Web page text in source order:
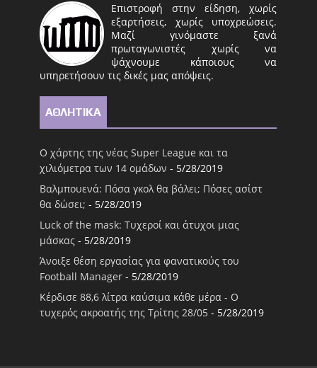
Επιστροφή στην είδηση, χωρίς
εξαρτήσεις, χωρίς υποχρεώσεις.
Μαζί γινόμαστε ξανά
πρωταγωνιστές χωρίς να
ψάχνουμε κάποιους να
υπηρετήσουν τις δικές μας απόψεις.
ΑΘΛΗΤΙΚΑ
Ο χάρτης της νέας Super League και τα
χιλιόμετρα των 14 ομάδων - 5/28/2019
Βαλμπουενά: Πόσα γκολ θα βάλει; Πόσες ασίστ
θα δώσει; - 5/28/2019
Luck of the mask: Τυχεροί και άτυχοι μιας
μάσκας - 5/28/2019
Άνοιξε θέση εργασίας για φανατικούς του
Football Μanager - 5/28/2019
Κέρδισε 88,6 λίτρα καύσιμα κάθε μέρα - Ο
τυχερός ακροατής της Τρίτης 28/05 - 5/28/2019